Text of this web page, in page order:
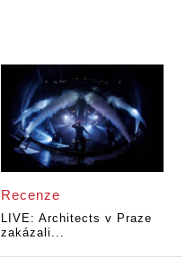
Recenze
LIVE: Architects v Praze
zakázali...